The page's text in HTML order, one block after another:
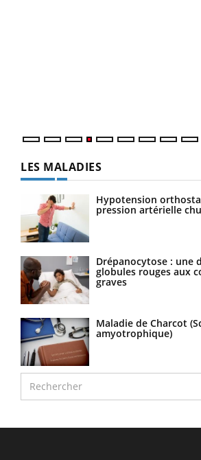
LES MALADIES
Hypotension
pression artérielle
Drépanocytose : une
globules rouges aux
graves
Maladie de Charcot
amyotrophique)